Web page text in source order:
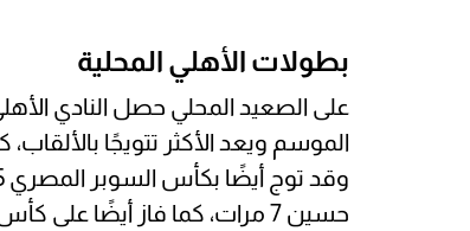
بطولات الأهلي المحلية
حسين 7 مرات، كما فاز أيضًا